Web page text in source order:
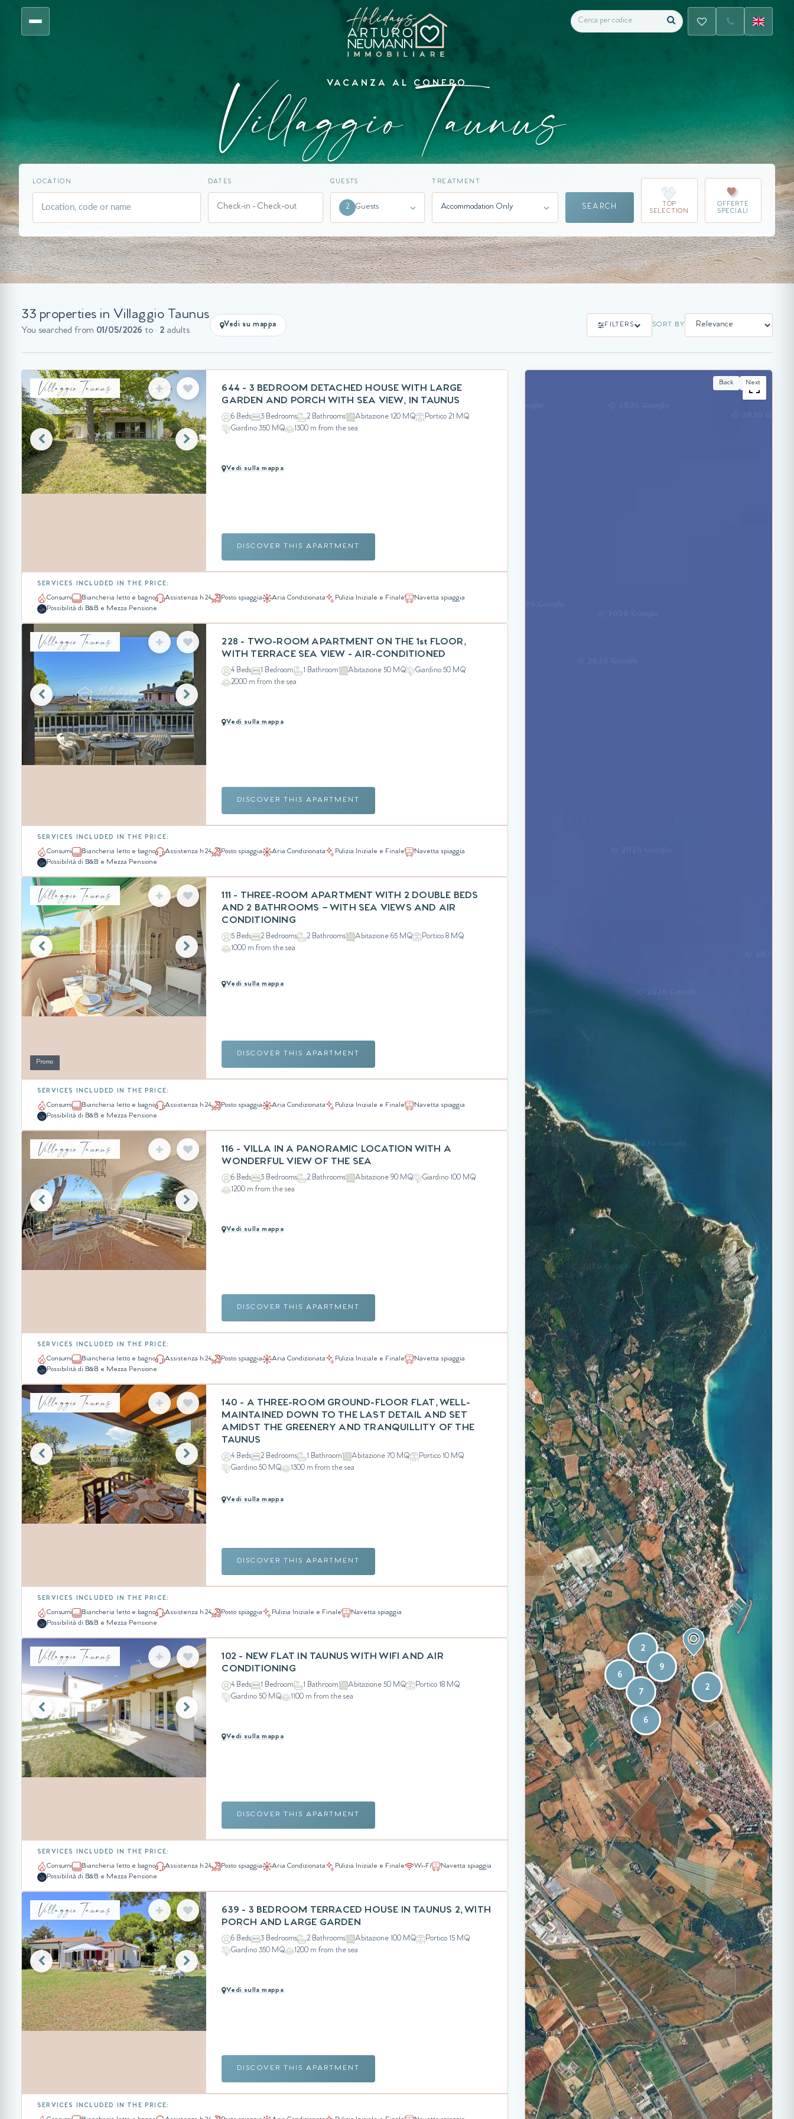
VACANZA AL CONERO
Villaggio Taunus
LOCATION DATES GUESTS
2 Guests
TREATMENT
Accommodation Only SEARCH
TOP
SELECTION
OFFERTE
SPECIALI
33 properties in Villaggio Taunus
You searched from 01/05/2026 to · 2 adults
Vedi su mappa FILTERS SORT BY
Villaggio Taunus
644 - 3 BEDROOM DETACHED HOUSE WITH LARGE
GARDEN AND PORCH WITH SEA VIEW, IN TAUNUS
6 Beds 3 Bedrooms 2 Bathrooms Abitazione 120 MQ
Portico 21 MQ
Giardino 350 MQ
1300 m from the sea
Vedi sulla mappa
DISCOVER THIS APARTMENT
SERVICES INCLUDED IN THE PRICE:
Consumi Biancheria letto e bagno Assistenza h 24 Posto spiaggia Aria Condizionata Pulizia Iniziale e Finale
Navetta spiaggia
Possibilità di B&B e Mezza Pensione
Villaggio Taunus
228 - TWO-ROOM APARTMENT ON THE 1st FLOOR,
WITH TERRACE SEA VIEW - AIR-CONDITIONED
4 Beds 1 Bedroom 1 Bathroom Abitazione 50 MQ
Giardino 50 MQ
2000 m from the sea
Vedi sulla mappa
DISCOVER THIS APARTMENT
SERVICES INCLUDED IN THE PRICE:
Consumi Biancheria letto e bagno Assistenza h 24 Posto spiaggia Aria Condizionata Pulizia Iniziale e Finale
Navetta spiaggia
Possibilità di B&B e Mezza Pensione
Villaggio Taunus
Promo
111 - THREE-ROOM APARTMENT WITH 2 DOUBLE BEDS
AND 2 BATHROOMS – WITH SEA VIEWS AND AIR
CONDITIONING
5 Beds 2 Bedrooms 2 Bathrooms Abitazione 65 MQ
Portico 8 MQ
1000 m from the sea
Vedi sulla mappa
DISCOVER THIS APARTMENT
SERVICES INCLUDED IN THE PRICE:
Consumi Biancheria letto e bagno Assistenza h 24 Posto spiaggia Aria Condizionata Pulizia Iniziale e Finale
Navetta spiaggia
Possibilità di B&B e Mezza Pensione
Villaggio Taunus
116 - VILLA IN A PANORAMIC LOCATION WITH A
WONDERFUL VIEW OF THE SEA
6 Beds 3 Bedrooms 2 Bathrooms Abitazione 90 MQ
Giardino 100 MQ
1200 m from the sea
Vedi sulla mappa
DISCOVER THIS APARTMENT
SERVICES INCLUDED IN THE PRICE:
Consumi Biancheria letto e bagno Assistenza h 24 Posto spiaggia Aria Condizionata Pulizia Iniziale e Finale
Navetta spiaggia
Possibilità di B&B e Mezza Pensione
Villaggio Taunus
140 - A THREE-ROOM GROUND-FLOOR FLAT, WELL-
MAINTAINED DOWN TO THE LAST DETAIL AND SET
AMIDST THE GREENERY AND TRANQUILLITY OF THE
TAUNUS
4 Beds 2 Bedrooms 1 Bathroom Abitazione 70 MQ
Portico 10 MQ
Giardino 50 MQ
1300 m from the sea
Vedi sulla mappa
DISCOVER THIS APARTMENT
SERVICES INCLUDED IN THE PRICE:
Consumi Biancheria letto e bagno Assistenza h 24 Posto spiaggia Pulizia Iniziale e Finale
Navetta spiaggia
Possibilità di B&B e Mezza Pensione
Villaggio Taunus
102 - NEW FLAT IN TAUNUS WITH WIFI AND AIR
CONDITIONING
4 Beds 1 Bedroom 1 Bathroom Abitazione 50 MQ
Portico 18 MQ
Giardino 50 MQ
1100 m from the sea
Vedi sulla mappa
DISCOVER THIS APARTMENT
SERVICES INCLUDED IN THE PRICE:
Consumi Biancheria letto e bagno Assistenza h 24 Posto spiaggia Aria Condizionata Pulizia Iniziale e Finale Wi-Fi
Navetta spiaggia
Possibilità di B&B e Mezza Pensione
Villaggio Taunus
639 - 3 BEDROOM TERRACED HOUSE IN TAUNUS 2, WITH
PORCH AND LARGE GARDEN
6 Beds 3 Bedrooms 2 Bathrooms Abitazione 100 MQ
Portico 15 MQ
Giardino 350 MQ
1200 m from the sea
Vedi sulla mappa
DISCOVER THIS APARTMENT
SERVICES INCLUDED IN THE PRICE:
2
6
6
7
9
2
Back Next